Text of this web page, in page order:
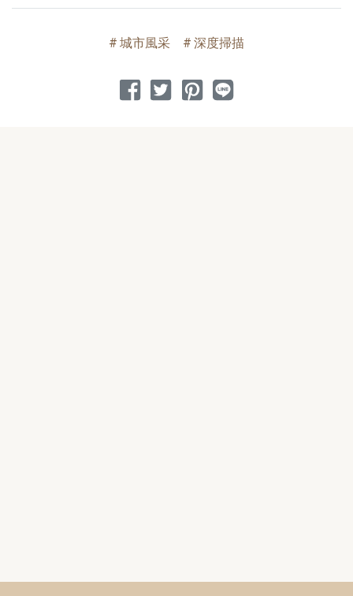
城市風采 深度掃描
分享到 Facebook
分享到 Twitter
分享到 Pinterest
分享到 Line